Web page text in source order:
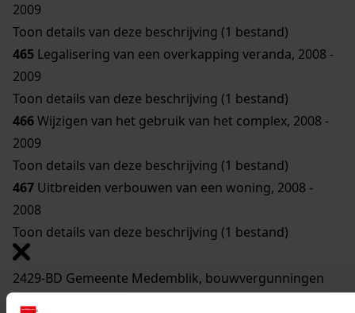
2009
Toon details van deze beschrijving (1 bestand)
465 Legalisering van een overkapping veranda, 2008 -
2009
Toon details van deze beschrijving (1 bestand)
466Wijzigen van het gebruik van het complex, 2008 -
2009
Toon details van deze beschrijving (1 bestand)
467 Uitbreiden verbouwen van een woning, 2008 -
2008
Toon details van deze beschrijving (1 bestand)
2429-BD Gemeente Medemblik, bouwvergunningen